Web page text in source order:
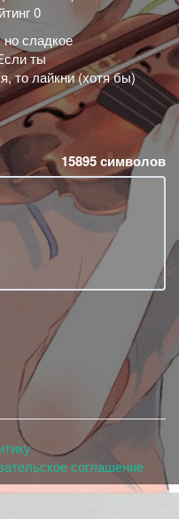
0
но сладкое
ты
то лайкни (хотя бы)
15895символов
соглашение